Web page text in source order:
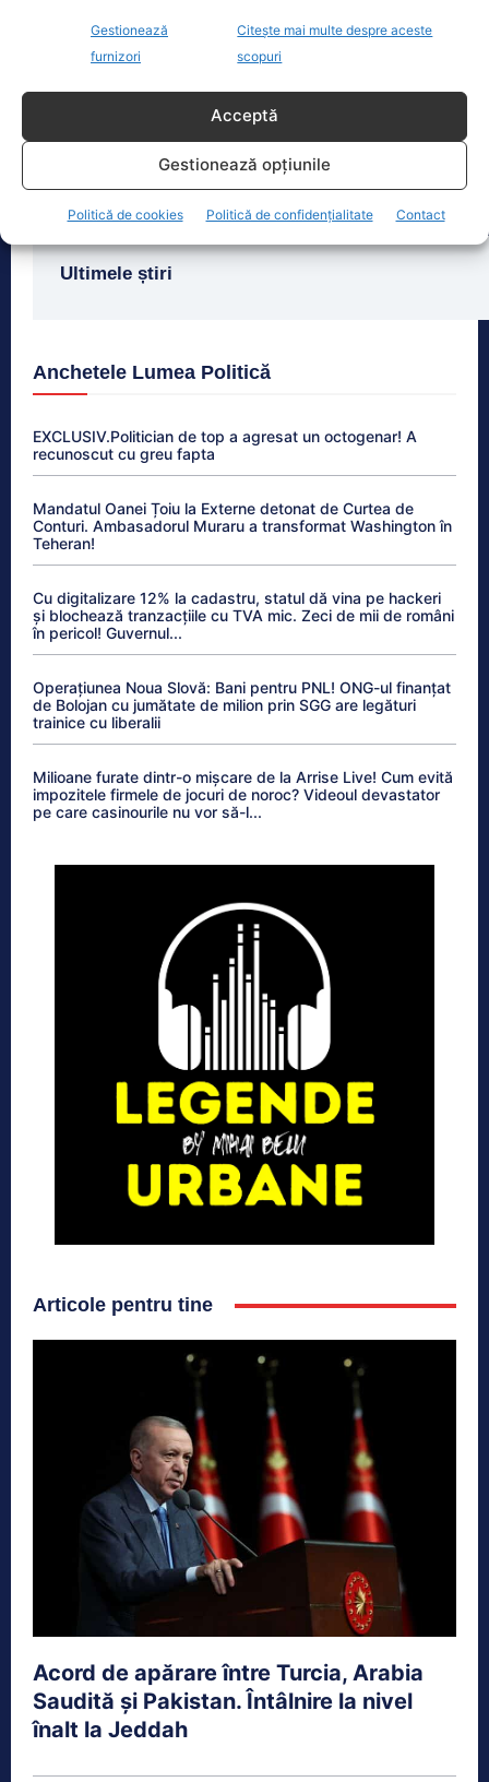
Gestionează
furnizori
Citește mai multe despre aceste
scopuri
Acceptă
Gestionează opțiunile
Politică de cookies Politică de confidențialitate Contact
Nimeni…
Potrivit Agenției de Mediu din Marea
nivelurile obișnuite ale apei, iar
Ultimele știri
Anchetele Lumea Politică
EXCLUSIV.Politician de top a agresat un octogenar! A
recunoscut cu greu fapta
Mandatul Oanei Țoiu la Externe detonat de Curtea de
Conturi. Ambasadorul Muraru a transformat Washington în
Teheran!
Cu digitalizare 12% la cadastru, statul dă vina pe hackeri
și blochează tranzacțiile cu TVA mic. Zeci de mii de români
în pericol! Guvernul...
Operațiunea Noua Slovă: Bani pentru PNL! ONG-ul finanțat
de Bolojan cu jumătate de milion prin SGG are legături
trainice cu liberalii
Milioane furate dintr-o mișcare de la Arrise Live! Cum evită
impozitele firmele de jocuri de noroc? Videoul devastator
pe care casinourile nu vor să-l...
Articole pentru tine
Acord de apărare între Turcia, Arabia
Saudită și Pakistan. Întâlnire la nivel
înalt la Jeddah